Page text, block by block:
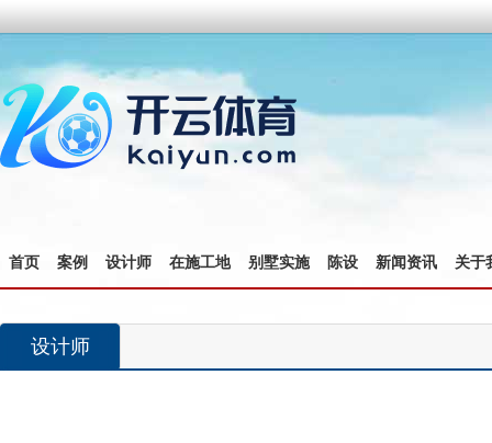
首页 案例 设计师 在施工地 别墅实施 陈设 新闻资讯 关于
设计师